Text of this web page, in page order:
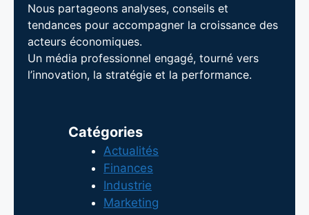
Nous partageons analyses, conseils et
tendances pour accompagner la croissance des
acteurs économiques.
Un média professionnel engagé, tourné vers
l’innovation, la stratégie et la performance.
Catégories
Actualités
Finances
Industrie
Marketing